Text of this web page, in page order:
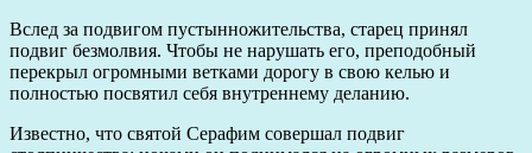
Вслед за подвигом пустынножительства, старец принял
подвиг безмолвия. Чтобы не нарушать его, преподобный
перекрыл огромными ветками дорогу в свою келью и
полностью посвятил себя внутреннему деланию.
Известно, что святой Серафим совершал подвиг